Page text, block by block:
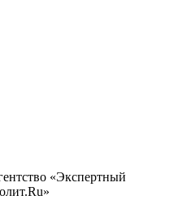
«Экспертный